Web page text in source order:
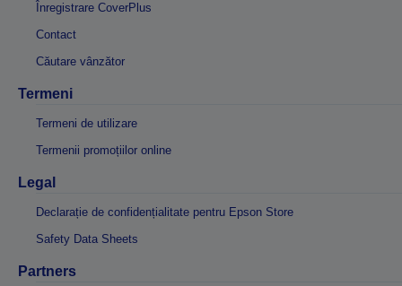
Înregistrare CoverPlus
Contact
Căutare vânzător
Termeni
Termeni de utilizare
Termenii promoțiilor online
Legal
Declarație de confidențialitate pentru Epson Store
Safety Data Sheets
Partners